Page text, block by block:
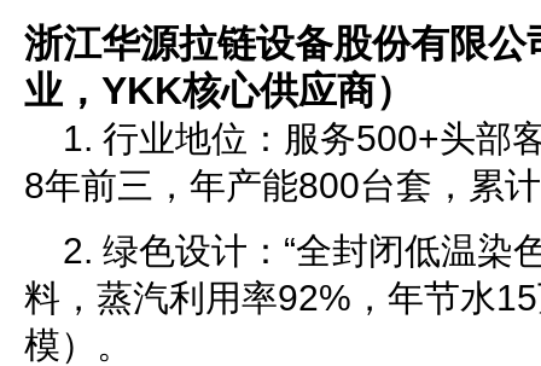
浙江华源拉链设备股份有限
业，YKK核心供应商）
1. 行业地位：服务500+头部
8年前三，年产能800台套，累
2. 绿色设计：“全封闭低温染
料，蒸汽利用率92%，年节水
模）。